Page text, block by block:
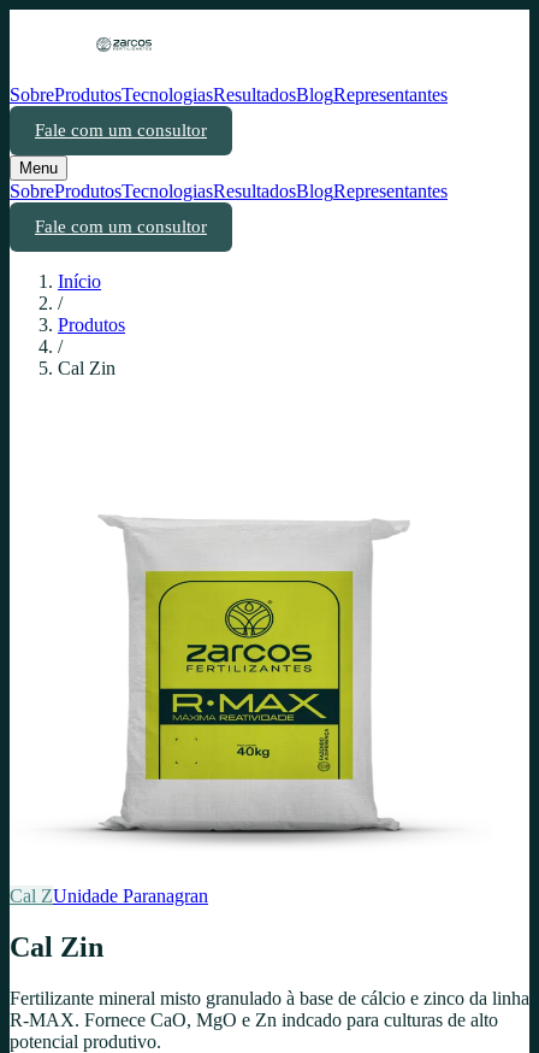
SobreProdutosTecnologiasResultadosBlogRepresentantes
Fale com um consultor
Menu
SobreProdutosTecnologiasResultadosBlogRepresentantes
Fale com um consultor
Início
/
Produtos
/
Cal Zin
Cal ZUnidade Paranagran
Cal Zin
Fertilizante mineral misto granulado à base de cálcio e zinco da linha
R-MAX. Fornece CaO, MgO e Zn indcado para culturas de alto
potencial produtivo.